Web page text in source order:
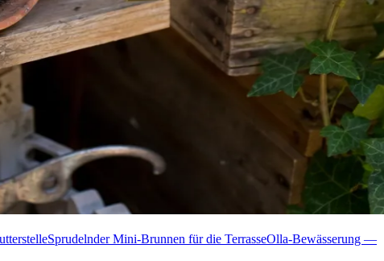
Sprudelnder Mini-Brunnen für die TerrasseOlla-Bewässerung —